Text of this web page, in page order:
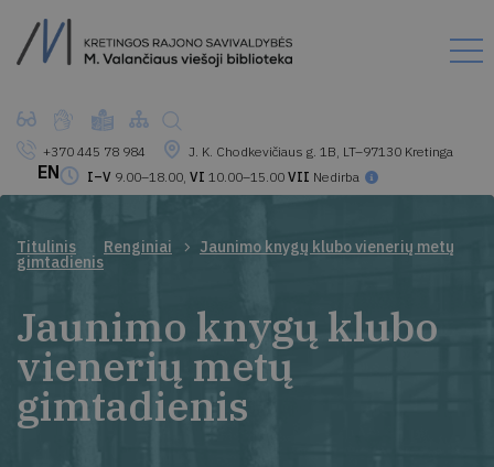
+370 445 78 984
J. K. Chodkevičiaus g. 1B, LT–97130 Kretinga
I–V 9.00–18.00, VI 10.00–15.00 VII Nedirba
EN
Titulinis Renginiai Jaunimo knygų klubo vienerių metų
gimtadienis
Jaunimo knygų klubo
vienerių metų
gimtadienis